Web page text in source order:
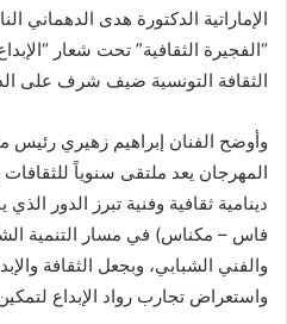
الإماراتية الدكتورة هدى الدهماني
“الفجيرة الثقافية” تحت شعار
الثقافة التونسية ضيف شرف على
وأوضح الفنان إبراهيم زهيري رئيس
المهرجان يعد ملتقى سنوياً
دينامية ثقافية وفنية تبرز الدور
فاس – مكناس) في مسار التنمية
والفني الشبابي، وبجعل الثقافة
واستعراض تجارب رواد الإبداع